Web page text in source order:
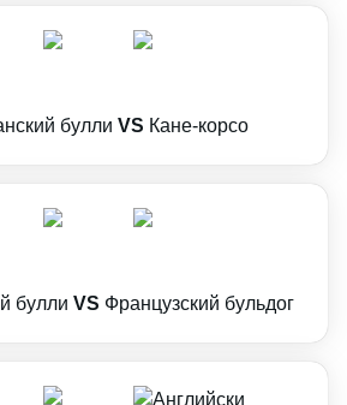
булли VS Кане-корсо
булли VS Французский бульдог